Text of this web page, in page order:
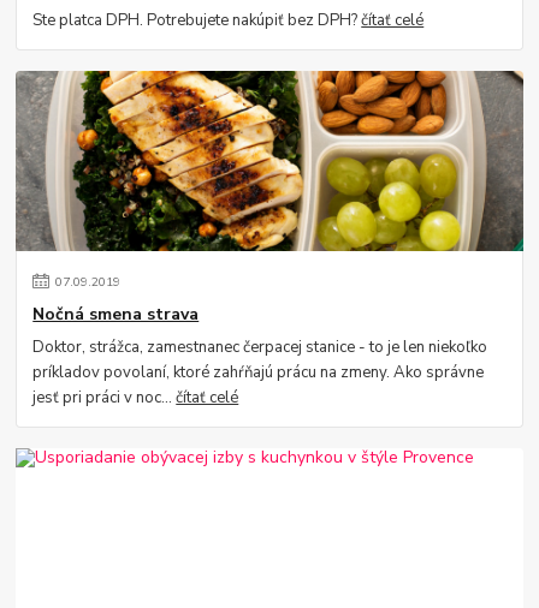
Ste platca DPH. Potrebujete nakúpiť bez DPH?čítať celé
07.09.2019
Nočná smena strava
Doktor, strážca, zamestnanec čerpacej stanice - to je len niekoľko
príkladov povolaní, ktoré zahŕňajú prácu na zmeny. Ako správne
jesť pri práci v noc...čítať celé